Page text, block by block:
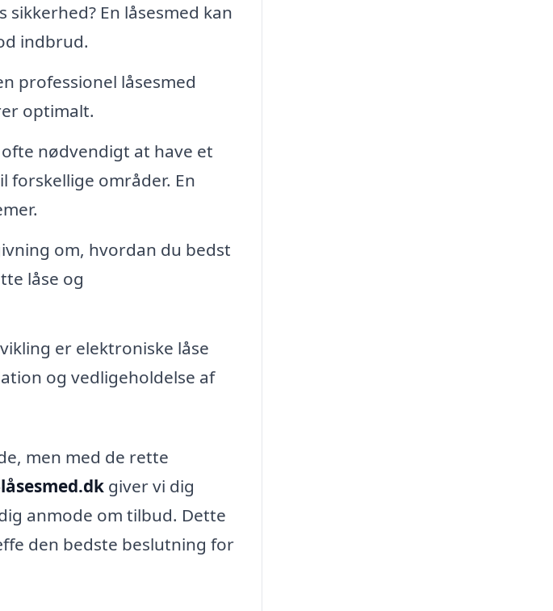
En låsesmed kan
indbrud.
professionel låsesmed
optimalt.
nødvendigt at have et
områder. En
om, hvordan du bedst
låse og
er elektroniske låse
og vedligeholdelse af
men med de rette
giver vi dig
anmode om tilbud. Dette
den bedste beslutning for